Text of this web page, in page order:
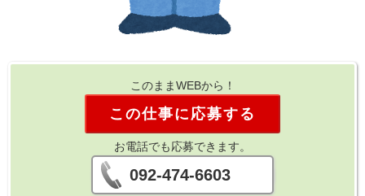
このままWEBから！
この仕事に応募する
お電話でも応募できます。
092-474-6603